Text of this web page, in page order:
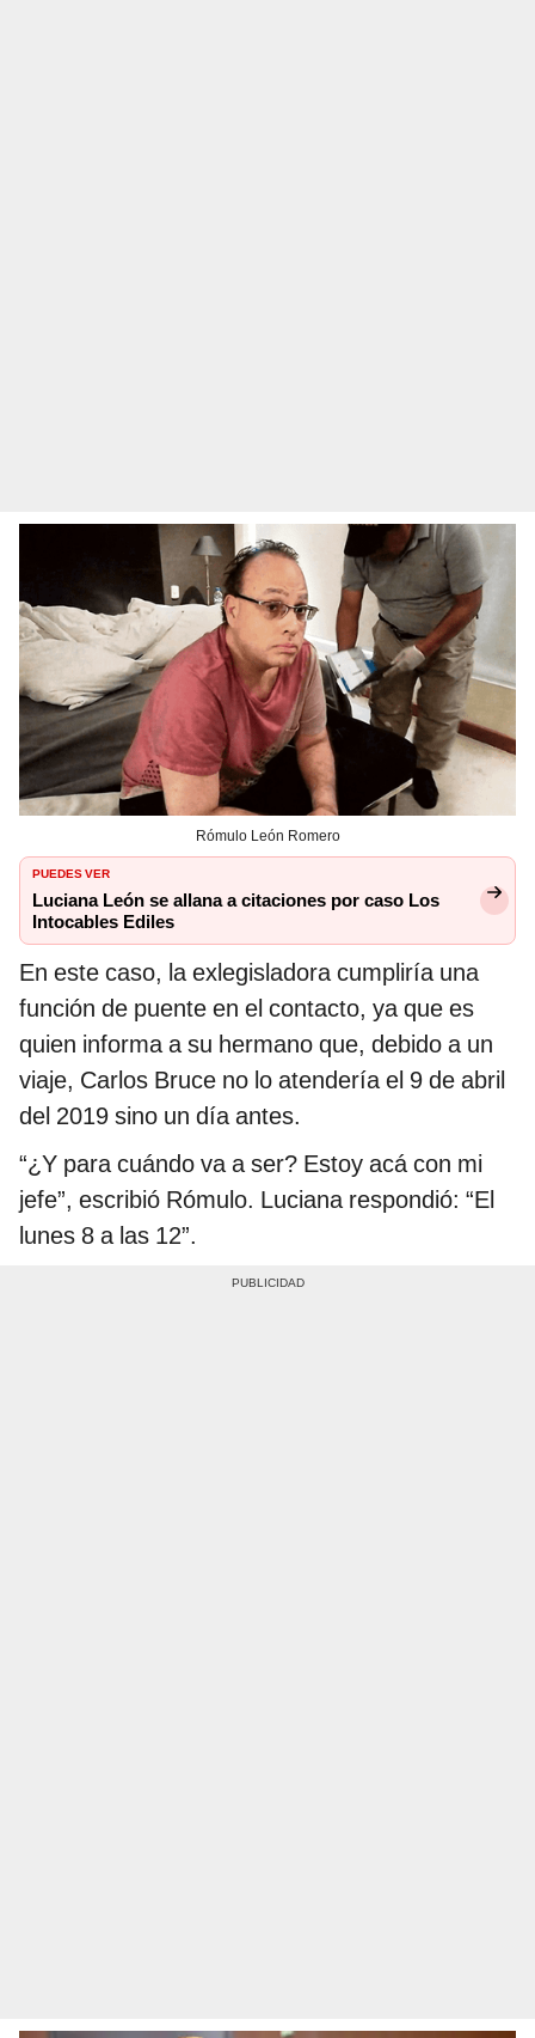
Rómulo León Romero
PUEDES VER
Luciana León se allana a citaciones por caso Los
Intocables Ediles
En este caso, la exlegisladora cumpliría una
función de puente en el contacto, ya que es
quien informa a su hermano que, debido a un
viaje, Carlos Bruce no lo atendería el 9 de abril
del 2019 sino un día antes.
“¿Y para cuándo va a ser? Estoy acá con mi
jefe”, escribió Rómulo. Luciana respondió: “El
lunes 8 a las 12”.